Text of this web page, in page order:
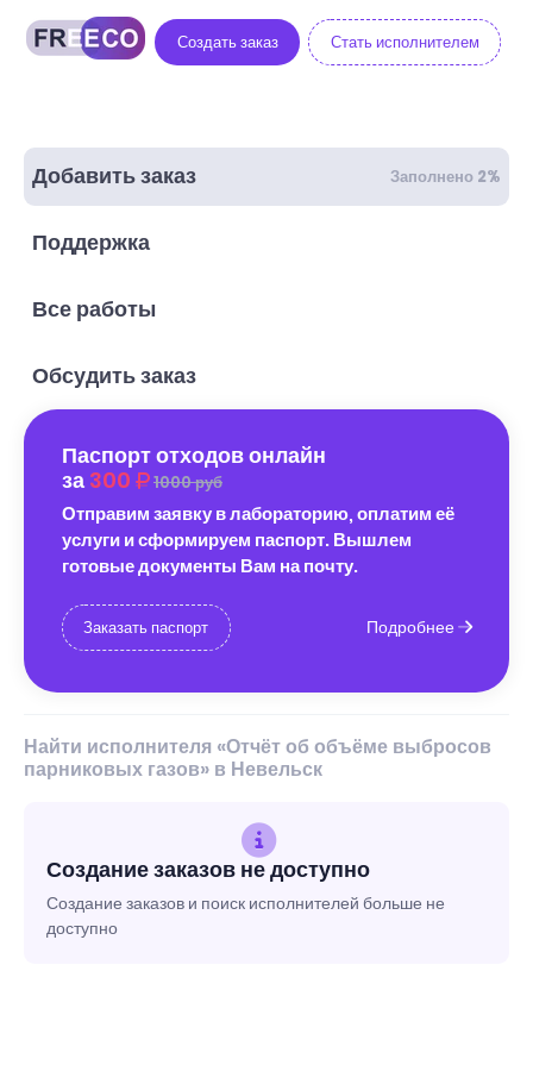
Создать заказ Стать исполнителем
Добавить заказ Заполнено 2%
Поддержка
Все работы
Обсудить заказ
Паспорт отходов онлайн
за 300 1000 руб
Отправим заявку в лабораторию, оплатим её
услуги и сформируем паспорт. Вышлем
готовые документы Вам на почту.
Заказать паспорт Подробнее
Найти исполнителя «Отчёт об объёме выбросов
парниковых газов» в Невельск
Создание заказов не доступно
Создание заказов и поиск исполнителей больше не
доступно